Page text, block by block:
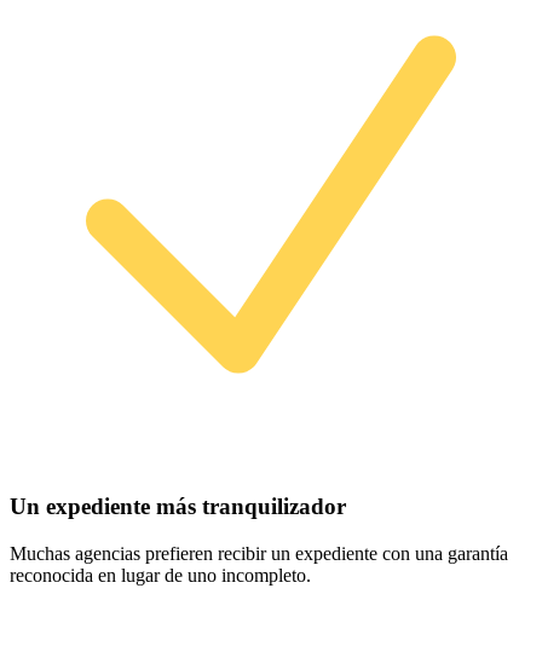
Un expediente más tranquilizador
Muchas agencias prefieren recibir un expediente con una garantía
reconocida en lugar de uno incompleto.